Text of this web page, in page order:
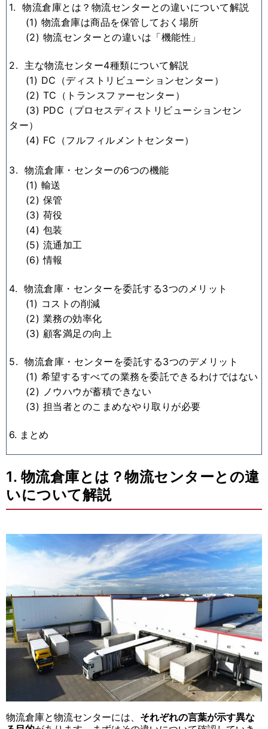
1. 物流倉庫とは？物流センターとの違いについて解説
(1) 物流倉庫は商品を保管しておく場所
(2) 物流センターとの違いは「機能性」
2. 主な物流センター4種類について解説
(1) DC（ディストリビューションセンター）
(2) TC（トランスファーセンター）
(3) PDC（プロセスディストリビューションセン
ター）
(4) FC（フルフィルメントセンター）
3. 物流倉庫・センターの6つの機能
(1) 輸送
(2) 保管
(3) 荷役
(4) 包装
(5) 流通加工
(6) 情報
4. 物流倉庫・センターを委託する3つのメリット
(1) コストの削減
(2) 業務の効率化
(3) 顧客満足の向上
5. 物流倉庫・センターを委託する3つのデメリット
(1) 希望するすべての業務を委託できるわけではない
(2) ノウハウが蓄積できない
(3) 担当者とのこまめなやり取りが必要
6. まとめ
1. 物流倉庫とは？物流センターとの違
いについて解説
物流倉庫と物流センターには、 それぞれの言葉が示す異な